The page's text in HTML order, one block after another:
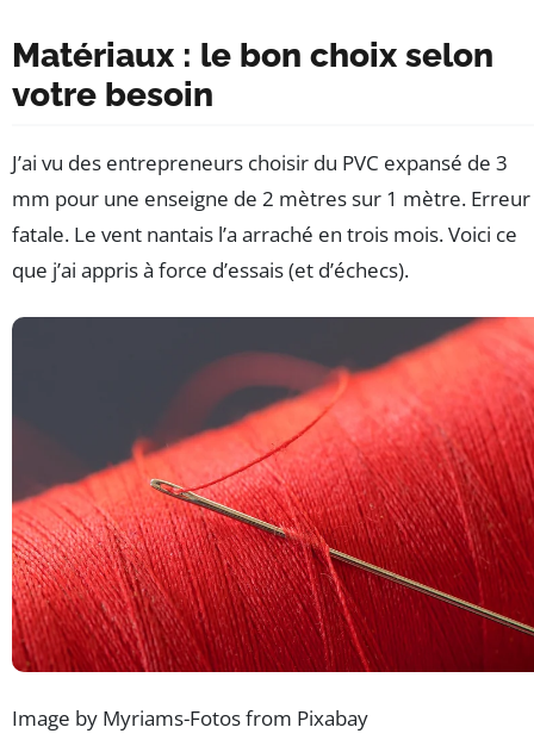
Matériaux : le bon choix selon
votre besoin
J’ai vu des entrepreneurs choisir du PVC expansé de 3
mm pour une enseigne de 2 mètres sur 1 mètre. Erreur
fatale. Le vent nantais l’a arraché en trois mois. Voici ce
que j’ai appris à force d’essais (et d’échecs).
Image by Myriams-Fotos from Pixabay